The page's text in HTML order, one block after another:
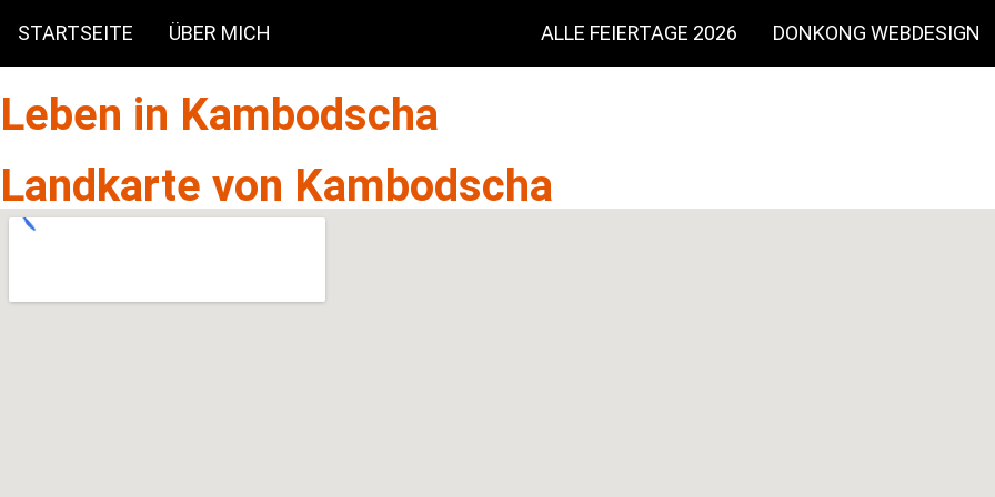
STARTSEITE ÜBER MICH ALLE FEIERTAGE 2026 DONKONG WEBDESIGN
Leben in Kambodscha
Landkarte von Kambodscha